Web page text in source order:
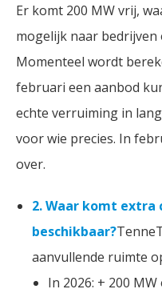
Er komt 200 MW vrij,
mogelijk naar bedrijven
Momenteel wordt
februari een aanbod
echte verruiming in
voor wie precies. In
over.
2. Waar komt extra
beschikbaar?
aanvullende ruimte
In 2026: + 200